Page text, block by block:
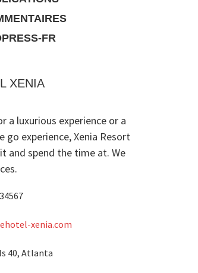
FR
XENIA
a luxurious experience or a
go experience, Xenia Resort
and spend the time at. We
xenia.com
40, Atlanta